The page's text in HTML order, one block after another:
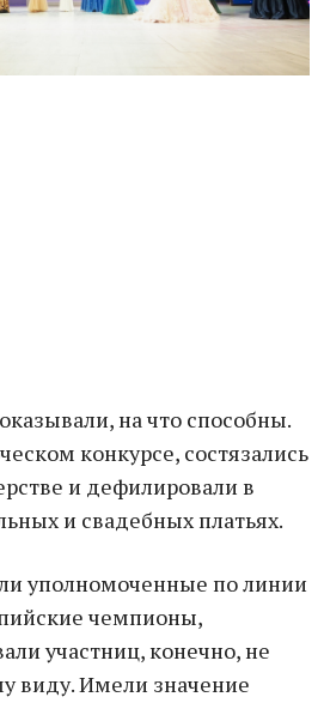
на что способны.
конкурсе, состязались
и дефилировали в
и свадебных платьях.
уполномоченные по линии
чемпионы,
участниц, конечно, не
виду. Имели значение